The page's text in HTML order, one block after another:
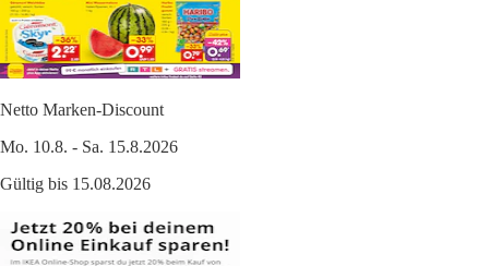
Netto Marken-Discount
Mo. 10.8. - Sa. 15.8.2026
Gültig bis 15.08.2026